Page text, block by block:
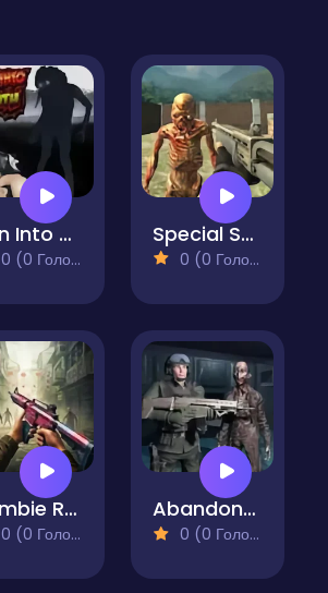
Run Into Death24
0 (0 Голосів)
Special Strike Zombies
0 (0 Голосів)
Zombie Reaper Shooter
0 (0 Голосів)
Abandoned Hospital
0 (0 Голосів)